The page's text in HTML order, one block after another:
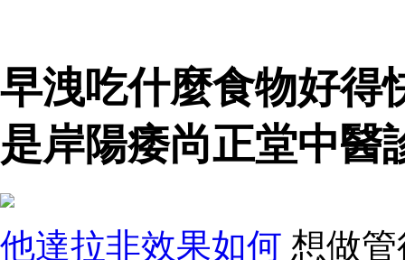
早洩吃什麼食物好得
是岸陽痿尚正堂中醫
他達拉非效果如何 想做